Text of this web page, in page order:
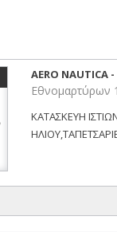
AERO
Εθνομαρτύρων
ΚΑΤΑΣΚΕΥΗ